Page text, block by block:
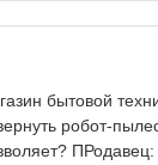
бытовой
робот-